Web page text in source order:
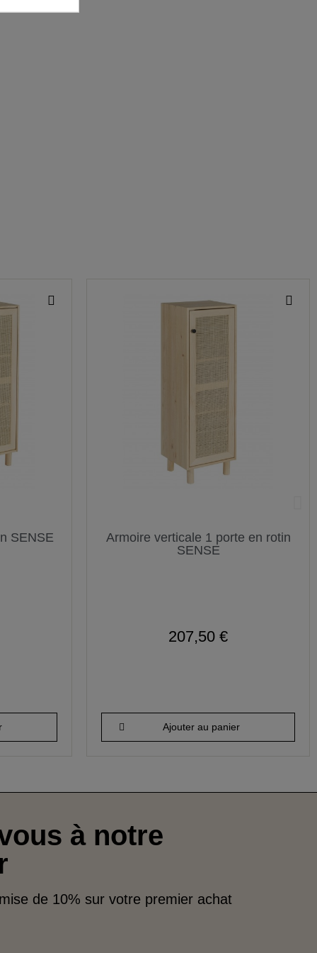
SENSE
Armoire verticale 1 porte en rotin
SENSE
207,50 €
Ajouter au panier
à notre
de 10% sur votre premier achat